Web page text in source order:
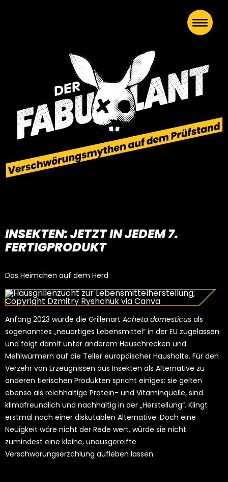
INSEKTEN:JETZT IN JEDEM 7.
FERTIGPRODUKT
Das Heimchen auf dem Herd
Anfang 2023 wurde die Grillenart Acheta domesticus als
sogenanntes „neuartiges Lebensmittel“ in der EU zugelassen
und folgt damit unter anderem Heuschrecken und
Mehlwürmern auf die Teller europäischer Haushalte. Für den
Verzehr von Erzeugnissen aus Insekten als Alternative zu
anderen tierischen Produkten spricht einiges: sie gelten
ebenso als reichhaltige Protein- und Vitaminquelle, sind
klimafreundlich und nachhaltig in der „Herstellung“. Klingt
erstmal nach einer diskutablen Alternative. Doch eine
Neuigkeit wäre nicht der Rede wert, würde sie nicht
zumindest eine kleine, unausgereifte
Verschwörungserzählung aufleben lassen.